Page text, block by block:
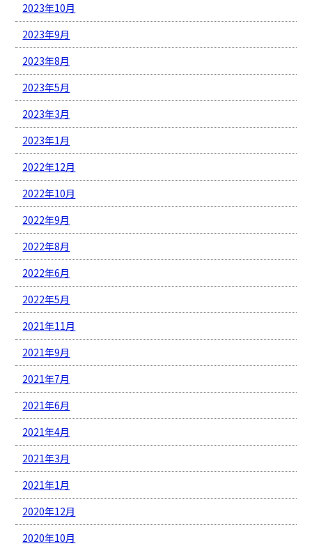
2023年10月
2023年9月
2023年8月
2023年5月
2023年3月
2023年1月
2022年12月
2022年10月
2022年9月
2022年8月
2022年6月
2022年5月
2021年11月
2021年9月
2021年7月
2021年6月
2021年4月
2021年3月
2021年1月
2020年12月
2020年10月